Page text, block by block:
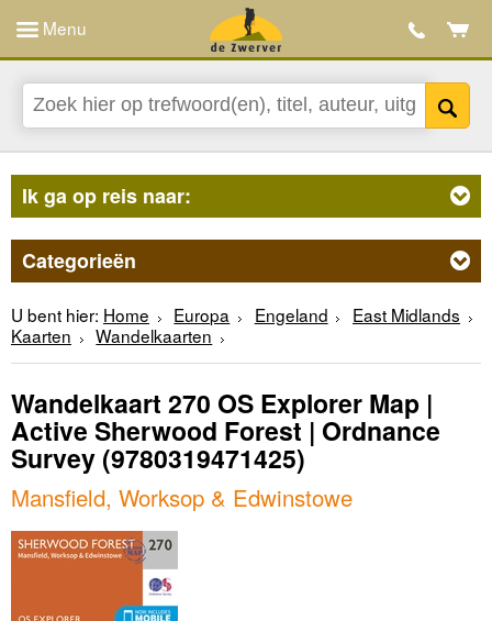
Menu
Ik ga op reis naar:
Categorieën
U bent hier: Home Europa Engeland
East Midlands
Kaarten
Wandelkaarten
Wandelkaart 270 OS Explorer Map |
Active Sherwood Forest | Ordnance
Survey (9780319471425)
Mansfield, Worksop & Edwinstowe